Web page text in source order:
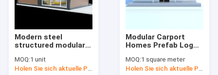
Modern steel
structured modular
container house for
wooden log cabin
MOQ:1 unit
Holen Sie sich aktuelle Preis
Modular Carport
Homes Prefab Log
Prefab Home
MOQ:1 square meter
Holen Sie sich aktuelle Preis